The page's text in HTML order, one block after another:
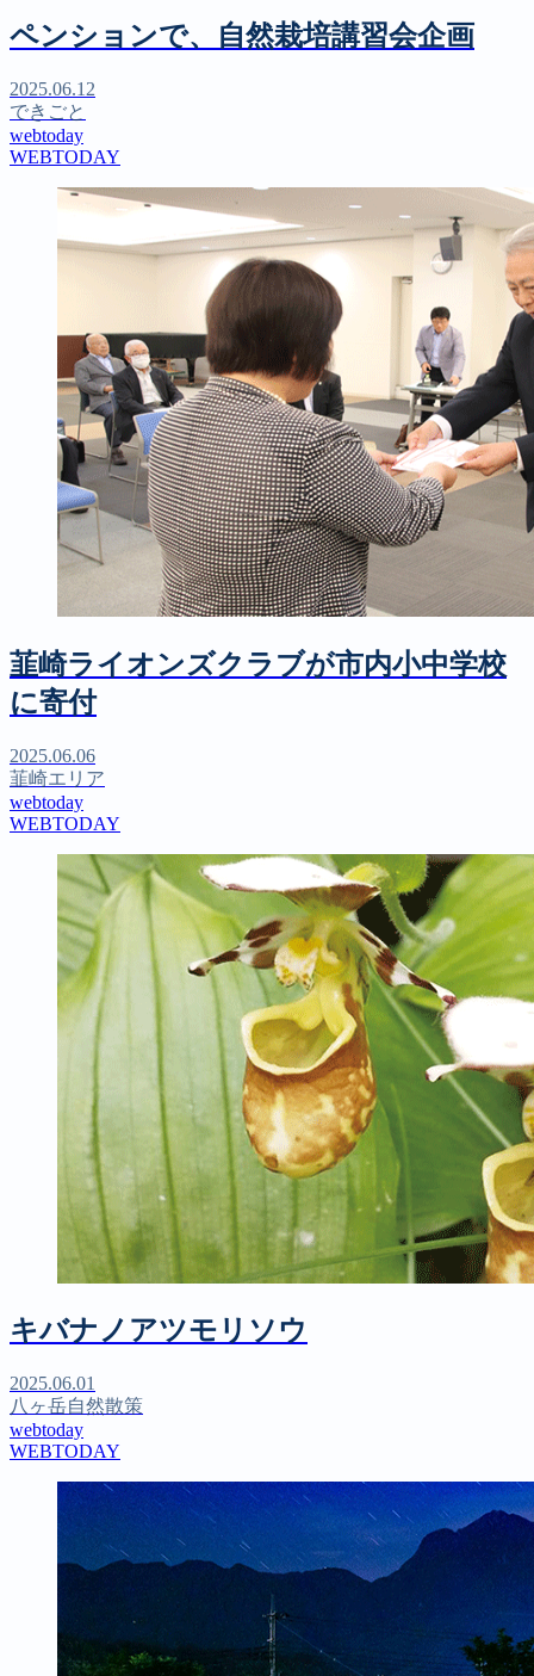
ペンションで、自然栽培講習会企画
2025.06.12
できごと
webtoday
WEBTODAY
韮崎ライオンズクラブが市内小中学校
に寄付
2025.06.06
韮崎エリア
webtoday
WEBTODAY
キバナノアツモリソウ
2025.06.01
八ヶ岳自然散策
webtoday
WEBTODAY